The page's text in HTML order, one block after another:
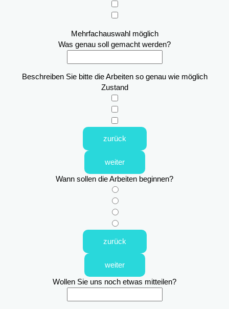
Mehrfachauswahl möglich
Was genau soll gemacht werden?
Beschreiben Sie bitte die Arbeiten so genau wie möglich
Zustand
zurück
weiter
Wann sollen die Arbeiten beginnen?
zurück
weiter
Wollen Sie uns noch etwas mitteilen?